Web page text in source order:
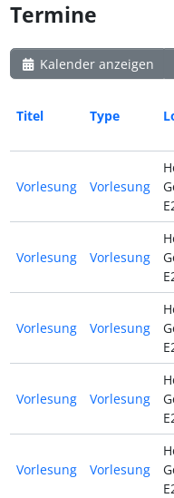
Termine
Kalender anzeigen
Titel Type
Vorlesung Vorlesung
Vorlesung Vorlesung
Vorlesung Vorlesung
Vorlesung Vorlesung
Vorlesung Vorlesung